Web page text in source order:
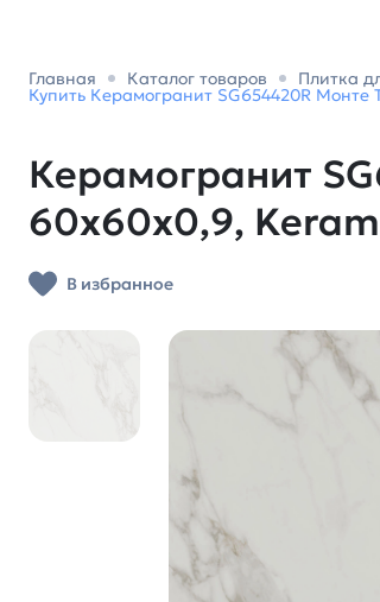
Главная Каталог товаров Плитка
Купить Керамогранит SG654420R
Керамогранит
60x60x0,9,
В избранное